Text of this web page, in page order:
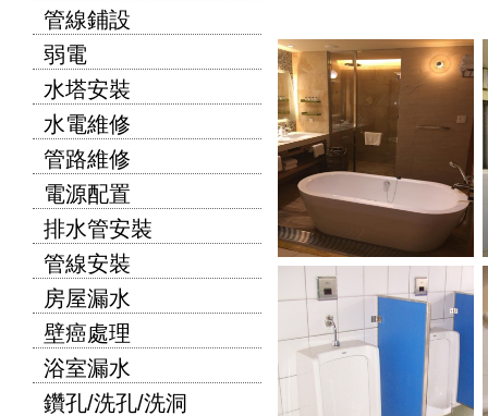
管線鋪設
弱電
水塔安裝
水電維修
管路維修
電源配置
排水管安裝
管線安裝
房屋漏水
壁癌處理
浴室漏水
鑽孔/洗孔/洗洞